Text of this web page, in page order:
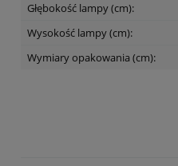
Głębokość lampy (cm):
Wysokość lampy (cm):
Wymiary opakowania (cm):